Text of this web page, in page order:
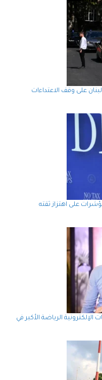
على وقف الاعتداءات
على اهتزاز ثقته
الرياضة الأكبر في